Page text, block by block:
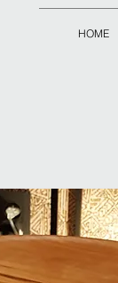
HOME